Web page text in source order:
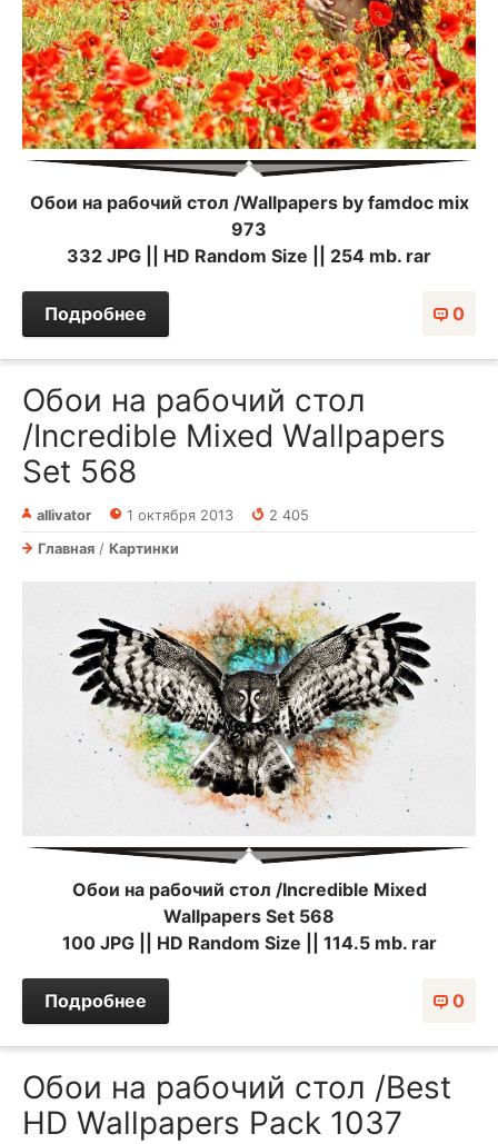
Обои на рабочий стол /Wallpapers by famdoc mix
973
332 JPG || HD Random Size || 254 mb. rar
0
Подробнее
Обои на рабочий стол
/Incredible Mixed Wallpapers
Set 568
allivator 1 октября 2013
2 405
Главная / Картинки
Обои на рабочий стол /Incredible Mixed
Wallpapers Set 568
100 JPG || HD Random Size || 114.5 mb. rar
0
Подробнее
Обои на рабочий стол /Best
HD Wallpapers Pack 1037